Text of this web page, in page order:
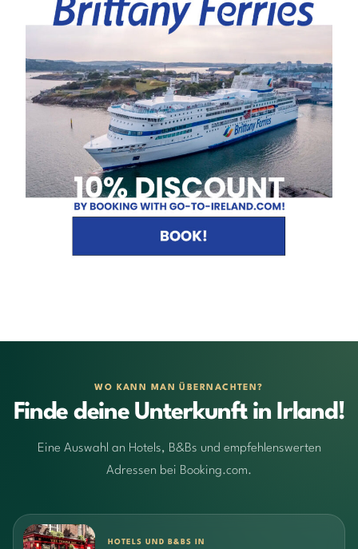
WO KANN MAN ÜBERNACHTEN?
Finde deine Unterkunft in Irland!
Eine Auswahl an Hotels, B&Bs und empfehlenswerten
Adressen bei Booking.com.
HOTELS UND B&BS IN